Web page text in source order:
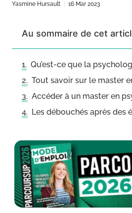
Yasmine Hursault 16 Mar 2023
Au sommaire de cet
Qu’est-ce que la
Tout savoir sur le master
Accéder à un master en
Les débouchés après des